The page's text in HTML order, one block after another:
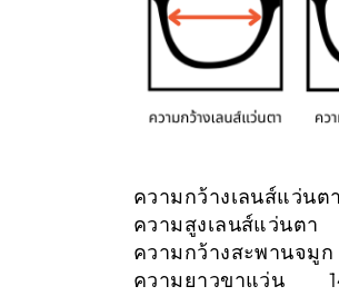
ความกว้างเลนส์แว่นต
ความสูงเลนส์แว่นตา
ความกว้างสะพานจมู
ความยาวขาแว่น